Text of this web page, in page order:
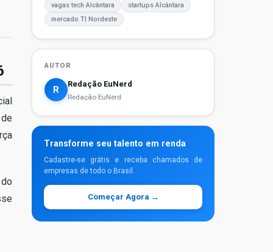
vagas tech Alcântara
startups Alcântara
mercado TI Nordeste
AUTOR
R
Redação EuNerd
Redação EuNerd
Transforme seu talento em renda
Cadastre-se grátis e receba chamados de
empresas de todo o Brasil.
Começar Agora →